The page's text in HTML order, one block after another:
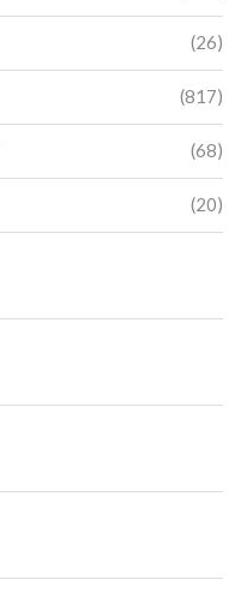
(26)
(817)
(68)
(20)